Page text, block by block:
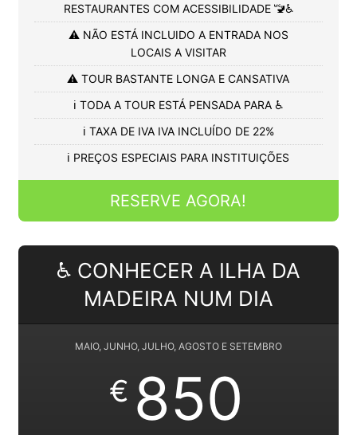
RESTAURANTES COM ACESSIBILIDADE 🚾♿
⚠️ NÃO ESTÁ INCLUIDO A ENTRADA NOS
LOCAIS A VISITAR
⚠️ TOUR BASTANTE LONGA E CANSATIVA
ℹ️ TODA A TOUR ESTÁ PENSADA PARA ♿
ℹ️ TAXA DE IVA IVA INCLUÍDO DE 22%
ℹ️ PREÇOS ESPECIAIS PARA INSTITUIÇÕES
RESERVE AGORA!
♿ CONHECER A ILHA DA
MADEIRA NUM DIA
MAIO, JUNHO, JULHO, AGOSTO E SETEMBRO
€ 850